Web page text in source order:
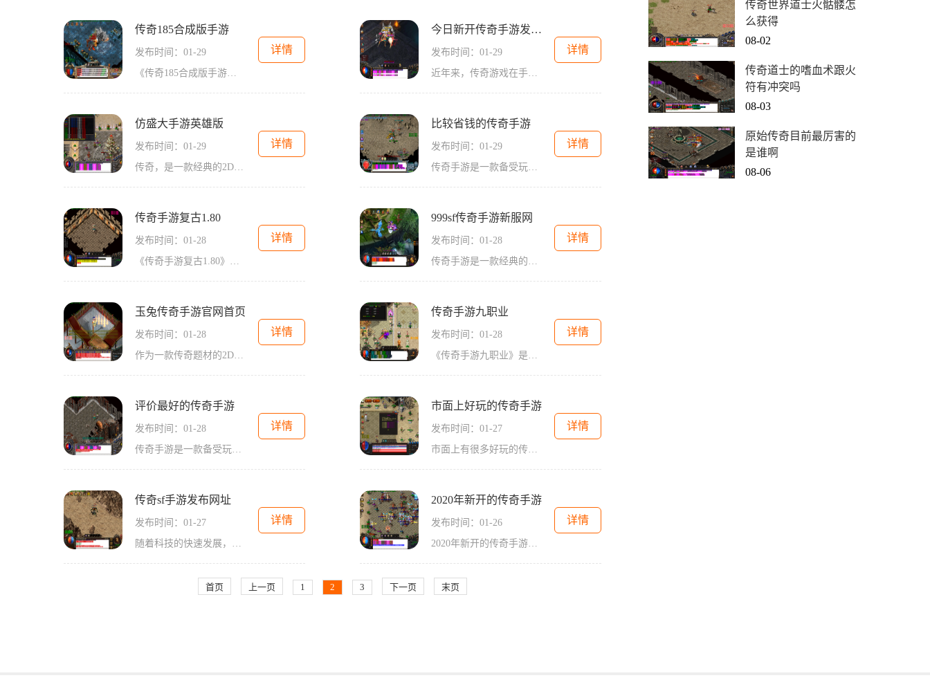
传奇185合成版手游
发布时间：01-29
《传奇185合成版手游》是一款经典的2D游戏，属于角色扮演类型，并且支持万人在线游戏。这款游戏以传奇为背景，为玩家提供了丰富的游戏内容和极具挑战性的玩法。玩家们可以与其他
详情
今日新开传奇手游发不网
发布时间：01-29
近年来，传奇游戏在手机游戏领域迅速崛起，成为了许多玩家的最爱。而今天有一个新开传奇手游“发不网”正式上线了，该游戏以2D游戏画面、角色扮演为特色，吸引了无数玩家的关注
详情
仿盛大手游英雄版
发布时间：01-29
传奇，是一款经典的2D游戏，以角色扮演为基础，玩法丰富多样，深受广大玩家的喜爱。作为一款万人在线的游戏，传奇注重玩家之间的互动和社交，为玩家带来了极其丰富的游戏体验。
详情
比较省钱的传奇手游
发布时间：01-29
传奇手游是一款备受玩家喜爱的2D游戏，该游戏将玩家带入一个充满冒险和惊喜的奇幻世界。作为一款经典的角色扮演游戏，传奇手游以其丰富的玩法和万人在线的特点而广受欢迎。无论
详情
传奇手游复古1.80
发布时间：01-28
《传奇手游复古1.80》是一款2D角色扮演类的经典传奇游戏，通过万人在线的玩家互动，给玩家带来了极具乐趣和挑战的游戏体验。游戏中玩家可以进行装备强化、剧情任务，还可以通过
详情
999sf传奇手游新服网
发布时间：01-28
传奇手游是一款经典的2D游戏，以角色扮演为主题，是一款能够让玩家感受到万人在线、玩家互动的游戏。在999sf传奇手游新服网上，玩家们可以畅快地享受传奇游戏的乐趣。在传奇手游
详情
玉兔传奇手游官网首页
发布时间：01-28
作为一款传奇题材的2D游戏手游，《玉兔传奇》以其精彩纷呈的游戏内容和出色的角色扮演体验吸引了广大玩家的关注。这款游戏以万人在线的模式，让玩家能够与其他玩家互动，共同探
详情
传奇手游九职业
发布时间：01-28
《传奇手游九职业》是一款备受玩家喜爱的经典手游。这款游戏以其独特的世界观和多样化的职业系统而闻名于世，让玩家可以体验到不同职业的独特魅力。下面将为大家详细介绍一下
详情
评价最好的传奇手游
发布时间：01-28
传奇手游是一款备受玩家欢迎的大型多人在线角色扮演游戏，具有丰富的玩法和精美的画面。作为一款经典的传奇系列游戏续作，传奇手游不仅继承了传奇的经典元素，还新增了一些创
详情
市面上好玩的传奇手游
发布时间：01-27
市面上有很多好玩的传奇手游，这类游戏以2D画面为主，以角色扮演为玩法特点，受到了广大玩家的喜爱。这些传奇手游的最大特点就是玩家之间的万人在线互动，玩家可以结识到来自各
详情
传奇sf手游发布网址
发布时间：01-27
随着科技的快速发展，手机游戏逐渐成为大众娱乐的一种主流方式。而传奇SF手游作为一款经典而又激情的游戏，在内地手机游戏市场上备受瞩目。本文将为大家介绍传奇SF手游的具体玩
详情
2020年新开的传奇手游
发布时间：01-26
2020年新开的传奇手游是一款备受期待的在线游戏。这款游戏提供了丰富的游戏内容和独特的玩法，让玩家能够体验到极致的游戏快感。下面我们就来详细介绍一下这款传奇手游的具体玩
详情
首页 上一页 1 2 3 下一页 末页
传奇世界道士火骷髅怎
么获得
08-02
传奇道士的嗜血术跟火
符有冲突吗
08-03
原始传奇目前最厉害的
是谁啊
08-06